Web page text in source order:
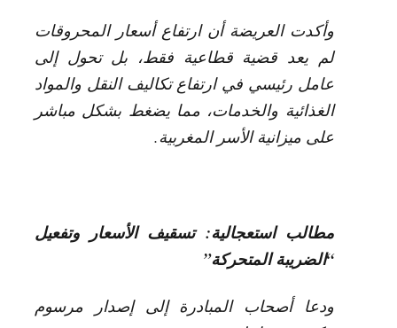
وأكدت العريضة أن ارتفاع أسعار المحروقات
لم يعد قضية قطاعية فقط، بل تحول إلى
عامل رئيسي في ارتفاع تكاليف النقل والمواد
الغذائية والخدمات، مما يضغط بشكل مباشر
على ميزانية الأسر المغربية.
مطالب استعجالية: تسقيف الأسعار وتفعيل
“الضريبة المتحركة”
ودعا أصحاب المبادرة إلى إصدار مرسوم